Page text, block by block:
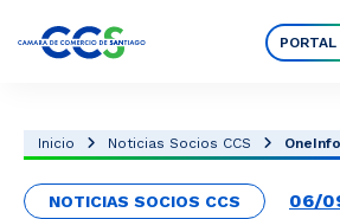
Nuestra Institución
Inicio Noticias Socios CCS
NOTICIAS SOCIOS CCS 06/